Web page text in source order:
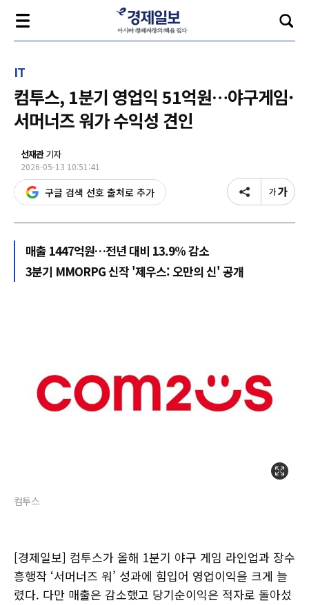
IT
컴투스, 1분기 영업익 51억원…야구게임·
서머너즈 워가 수익성 견인
선재관기자
2026-05-13 10:51:41
구글 검색 선호 출처로 추가
매출 1447억원…전년 대비 13.9% 감소
3분기 MMORPG 신작 '제우스: 오만의 신' 공개
컴투스
[경제일보] 컴투스가 올해 1분기 야구 게임 라인업과 장수
흥행작 ‘서머너즈 워’ 성과에 힘입어 영업이익을 크게 늘
렸다. 다만 매출은 감소했고 당기순이익은 적자로 돌아섰